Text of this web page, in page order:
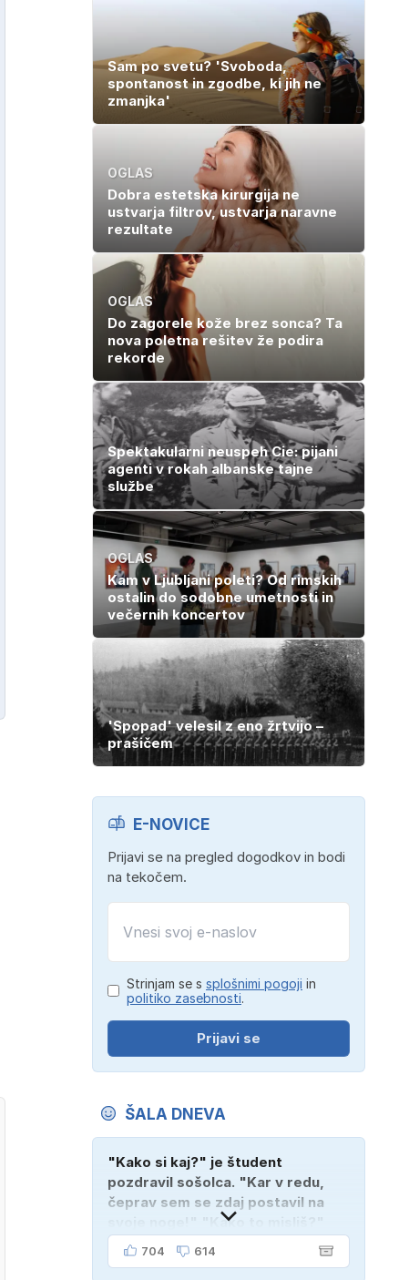
Sam po svetu? 'Svoboda,
spontanost in zgodbe, ki jih ne
zmanjka'
OGLAS
Dobra estetska kirurgija ne
ustvarja filtrov, ustvarja naravne
rezultate
OGLAS
Do zagorele kože brez sonca? Ta
nova poletna rešitev že podira
rekorde
Spektakularni neuspeh Cie: pijani
agenti v rokah albanske tajne
službe
OGLAS
Kam v Ljubljani poleti? Od rimskih
ostalin do sodobne umetnosti in
večernih koncertov
'Spopad' velesil z eno žrtvijo –
prašičem
E-NOVICE
Prijavi se na pregled dogodkov in bodi
na tekočem.
Strinjam se s splošnimi pogoji in
politiko zasebnosti.
Prijavi se
ŠALA DNEVA
"Kako si kaj?" je študent
pozdravil sošolca. "Kar v redu,
čeprav sem se zdaj postavil na
svoje noge!" "Kako to misliš?"
"Oče mi je vzel avto!"
704 614